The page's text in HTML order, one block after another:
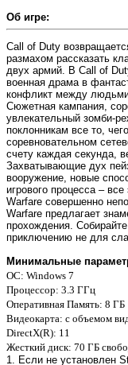
Об игре:
Call of Duty
размахом рассказать
двух армий. В Call of
военная драма в
конфликт между
Сюжетная кампания,
увлекательный зомби-
поклонникам все то,
соревновательном
счету каждая секунда,
Захватывающие дух
вооружение, новые
игрового процесса –
Warfare совершенно
Warfare предлагает
прохождения.
приключению не для
Минимальные
OC: Windows 7
Процессор: 3.3 ГГц
Оперативная Память: 8 ГБ
Видеокарта: с объемом
DirectX(R): 11
Жесткий диск: 70 ГБ
1. Если не установлен